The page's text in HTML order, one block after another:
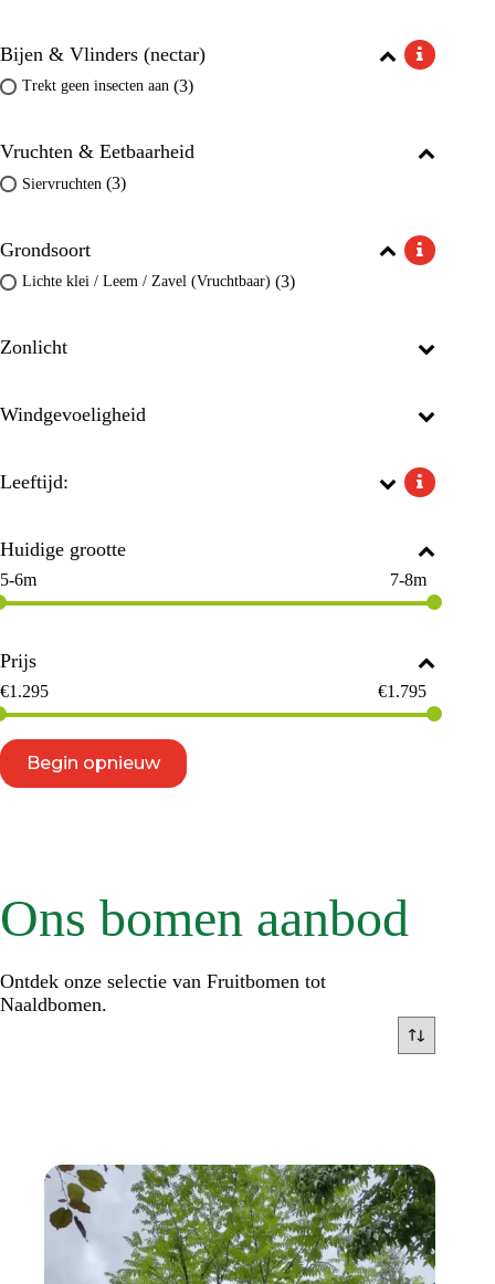
Ons bomen aanbod
Ontdek onze selectie van Fruitbomen tot
Naaldbomen.
Bijen & Vlinders (nectar)
Trekt geen insecten aan (3)
Vruchten & Eetbaarheid
Siervruchten (3)
Grondsoort
Lichte klei / Leem / Zavel (Vruchtbaar) (3)
Zonlicht
Windgevoeligheid
Leeftijd:
Huidige grootte
5-6m 7-8m
Prijs
€1.295 €1.795
Begin opnieuw